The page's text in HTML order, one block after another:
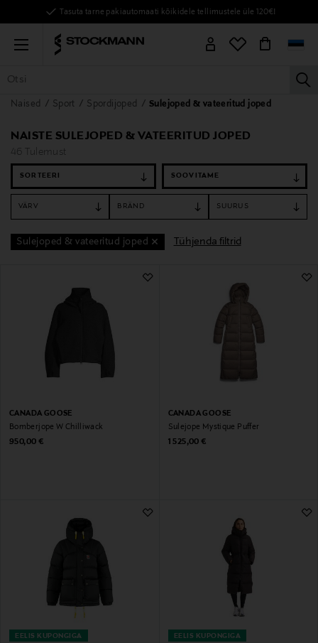
Tasuta tarne pakiautomaati kõikidele tellimustele üle 120€!
Menu
KÕIK TOOTED NAISED MEHED LAPSED KODU
Naised Sport Spordijoped Sulejoped & vateeritud joped
NAISTE SULEJOPED & VATEERITUD JOPED
46 Tulemust
SORTEERI
VÄRV BRÄND SUURUS
Sulejoped & vateeritud joped Tühjenda filtrid
CANADA GOOSE
Bomberjope W Chilliwack
Original Price
950,00 €
CANADA GOOSE
Sulejope Mystique Puffer
Original Price
1 525,00 €
EELIS KUPONGIGA EELIS KUPONGIGA